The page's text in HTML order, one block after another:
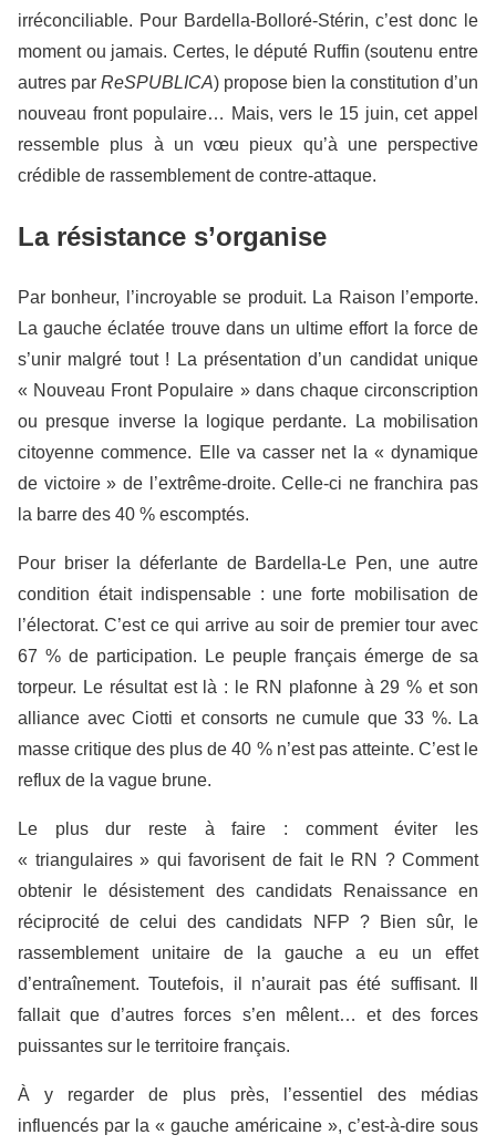
irréconciliable. Pour Bardella-Bolloré-Stérin, c’est donc le
moment ou jamais. Certes, le député Ruffin (soutenu entre
autres par ReSPUBLICA) propose bien la constitution d’un
nouveau front populaire… Mais, vers le 15 juin, cet appel
ressemble plus à un vœu pieux qu’à une perspective
crédible de rassemblement de contre-attaque.
La résistance s’organise
Par bonheur, l’incroyable se produit. La Raison l’emporte.
La gauche éclatée trouve dans un ultime effort la force de
s’unir malgré tout ! La présentation d’un candidat unique
« Nouveau Front Populaire » dans chaque circonscription
ou presque inverse la logique perdante. La mobilisation
citoyenne commence. Elle va casser net la « dynamique
de victoire » de l’extrême-droite. Celle-ci ne franchira pas
la barre des 40 % escomptés.
Pour briser la déferlante de Bardella-Le Pen, une autre
condition était indispensable : une forte mobilisation de
l’électorat. C’est ce qui arrive au soir de premier tour avec
67 % de participation. Le peuple français émerge de sa
torpeur. Le résultat est là : le RN plafonne à 29 % et son
alliance avec Ciotti et consorts ne cumule que 33 %. La
masse critique des plus de 40 % n’est pas atteinte. C’est le
reflux de la vague brune.
Le plus dur reste à faire : comment éviter les
« triangulaires » qui favorisent de fait le RN ? Comment
obtenir le désistement des candidats Renaissance en
réciprocité de celui des candidats NFP ? Bien sûr, le
rassemblement unitaire de la gauche a eu un effet
d’entraînement. Toutefois, il n’aurait pas été suffisant. Il
fallait que d’autres forces s’en mêlent… et des forces
puissantes sur le territoire français.
À y regarder de plus près, l’essentiel des médias
influencés par la « gauche américaine », c’est-à-dire sous